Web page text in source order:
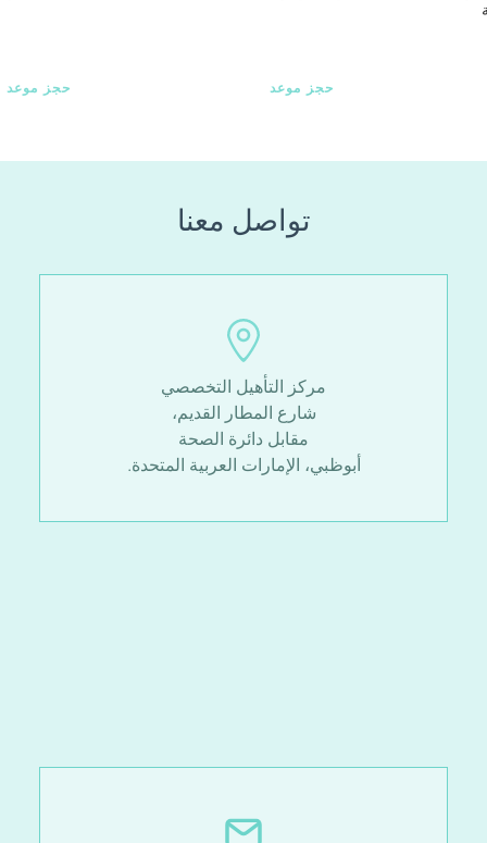
حجز موعد حجز موعد
تواصل معنا
مركز التأهيل التخصصي
شارع المطار القديم،
مقابل دائرة الصحة
أبوظبي، الإمارات العربية المتحدة.